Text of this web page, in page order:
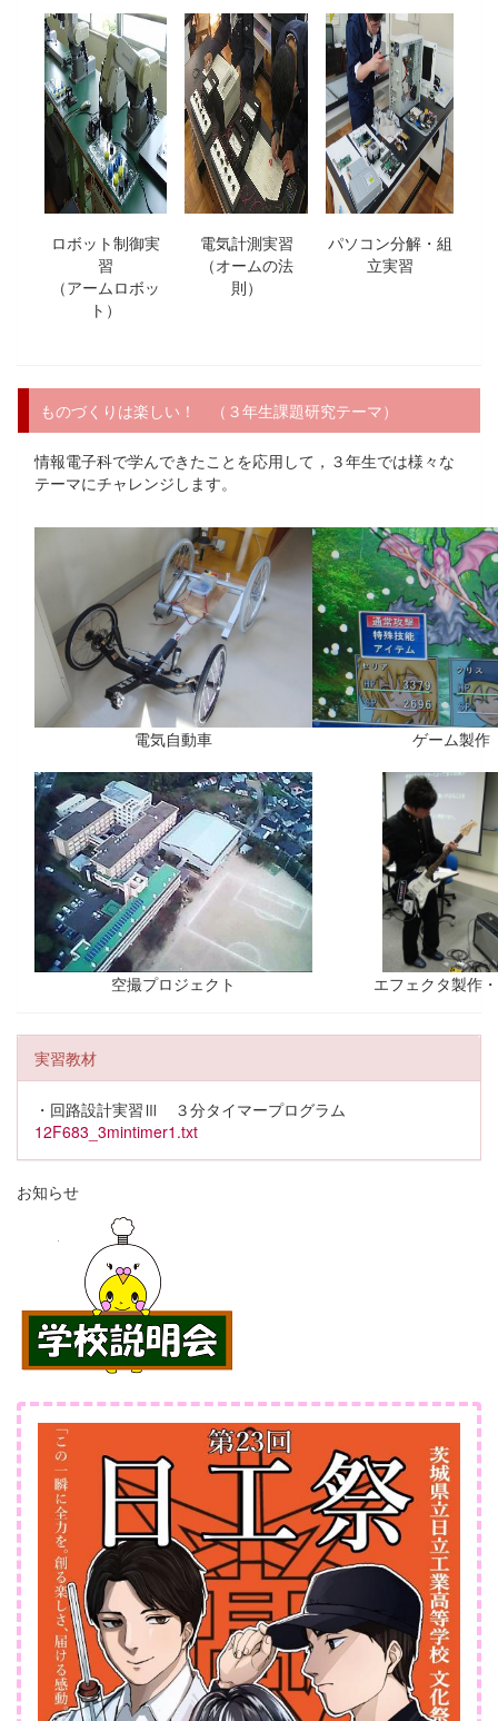
ロボット制御実
習
（アームロボッ
ト）
電気計測実習
（オームの法
則）
パソコン分解・組
立実習
ものづくりは楽しい！ （３年生課題研究テーマ）
情報電子科で学んできたことを応用して，３年生では様々な
テーマにチャレンジします。
電気自動車 ゲーム製作
空撮プロジェクト エフェクタ製作
実習教材
・回路設計実習Ⅲ ３分タイマープログラム
12F683_3mintimer1.txt
お知らせ